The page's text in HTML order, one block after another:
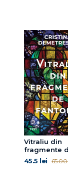
Vitraliu din
fragmente
fantomă
45.5 lei 65.00